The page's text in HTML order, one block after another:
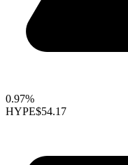
0.97%
HYPE$54.17